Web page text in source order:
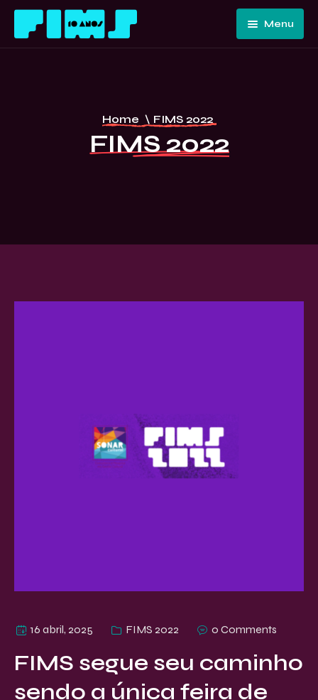
Menu
Passadas
Home \ FIMS 2022
FIMS 2022
16 abril, 2025 FIMS 2022 0 Comments
FIMS segue seu caminho
sendo a única feira de